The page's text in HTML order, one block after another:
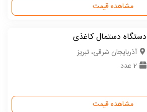
مشاهده قیمت
دستگاه دستمال کاغذی
آذربایجان شرقی، تبریز
2 عدد
مشاهده قیمت